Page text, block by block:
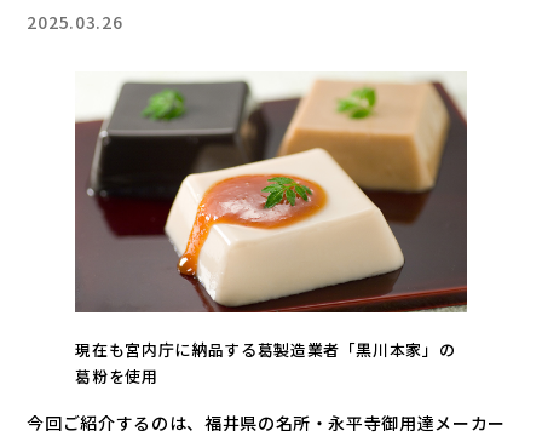
2025.03.26
現在も宮内庁に納品する葛製造業者「黒川本家」の
葛粉を使用
今回ご紹介するのは、福井県の名所・永平寺御用達メーカー